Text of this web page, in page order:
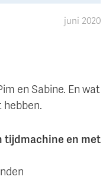
juni 2020
en Sabine. En wat
hebben.
tijdmachine en met